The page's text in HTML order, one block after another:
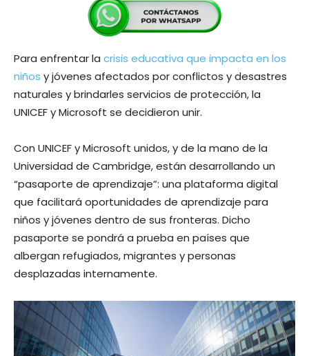
Para enfrentar la crisis educativa que impacta en los
niños y jóvenes afectados por conflictos y desastres
naturales y brindarles servicios de protección, la
UNICEF y Microsoft se decidieron unir.
Con UNICEF y Microsoft unidos, y de la mano de la
Universidad de Cambridge, están desarrollando un
“pasaporte de aprendizaje”: una plataforma digital
que facilitará oportunidades de aprendizaje para
niños y jóvenes dentro de sus fronteras. Dicho
pasaporte se pondrá a prueba en países que
albergan refugiados, migrantes y personas
desplazadas internamente.